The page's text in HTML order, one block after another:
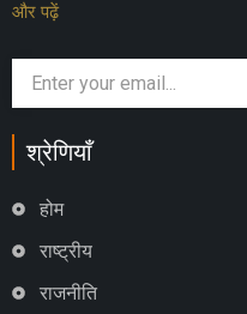
और पढ़ें
श्रेणियाँ
होम
राष्ट्रीय
राजनीति